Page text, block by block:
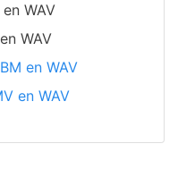
en WAV
WAV
en WAV
en WAV